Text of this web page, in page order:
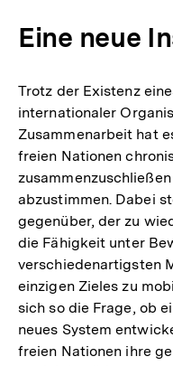
Eine neue
Trotz der Existenz
internationaler
Zusammenarbeit hat
freien Nationen
abzustimmen. Dabei
gegenüber, der zu
die Fähigkeit unter
verschiedenartigsten
einzigen Zieles zu
sich so die Frage, ob
neues System
freien Nationen ihre